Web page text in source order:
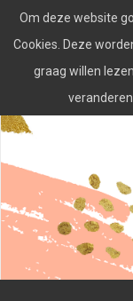
naar
inhoud
Om deze website
Cookies. Deze
graag willen